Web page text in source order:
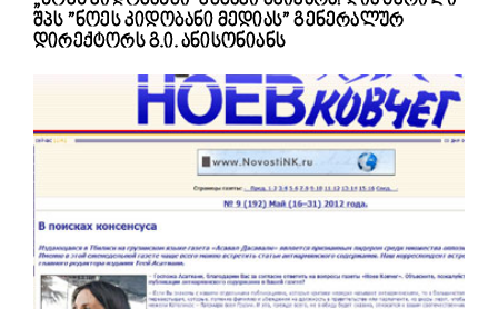
შპს ”ნოეს კიდობანი მედიას” გენერალურ
დირექტორს გ.ი. ანისონიანს